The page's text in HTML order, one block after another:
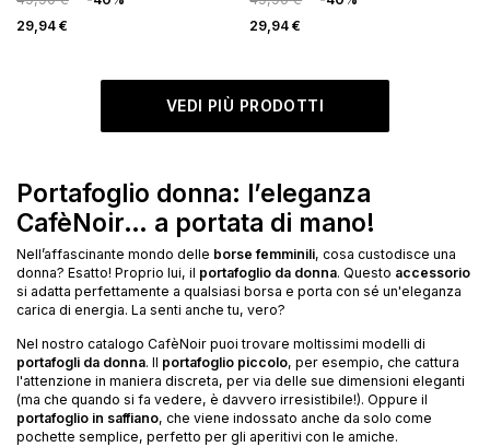
29,94 €
29,94 €
VEDI PIÙ PRODOTTI
Portafoglio donna: l’eleganza
CafèNoir… a portata di mano!
Nell’affascinante mondo delle borse femminili, cosa custodisce una
donna? Esatto! Proprio lui, il portafoglio da donna. Questo accessorio
si adatta perfettamente a qualsiasi borsa e porta con sé un'eleganza
carica di energia. La senti anche tu, vero?
Nel nostro catalogo CafèNoir puoi trovare moltissimi modelli di
portafogli da donna. Il portafoglio piccolo, per esempio, che cattura
l'attenzione in maniera discreta, per via delle sue dimensioni eleganti
(ma che quando si fa vedere, è davvero irresistibile!). Oppure il
portafoglio in saffiano, che viene indossato anche da solo come
pochette semplice, perfetto per gli aperitivi con le amiche.